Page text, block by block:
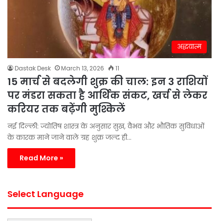
अद्धयात्म
Dastak Desk March 13, 2026 11
15 मार्च से बदलेगी शुक्र की चाल: इन 3 राशियों
पर मंडरा सकता है आर्थिक संकट, खर्च से लेकर
करियर तक बढ़ेंगी मुश्किलें
नई दिल्ली: ज्योतिष शास्त्र के अनुसार सुख, वैभव और भौतिक सुविधाओं
के कारक माने जाने वाले ग्रह शुक्र जल्द ही…
Read More »
Select Language